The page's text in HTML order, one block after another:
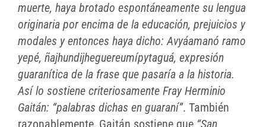
muerte, haya brotado espontáneamente su lengua
originaria por encima de la educación, prejuicios y
modales y entonces haya dicho: Avyáamanó ramo
yepé, ñajhundijheguereumípytaguá, expresión
guaranítica de la frase que pasaría a la historia.
Así lo sostiene criteriosamente Fray Herminio
Gaitán: “palabras dichas en guaraní”. También
razonablemente, Gaitán sostiene que “San